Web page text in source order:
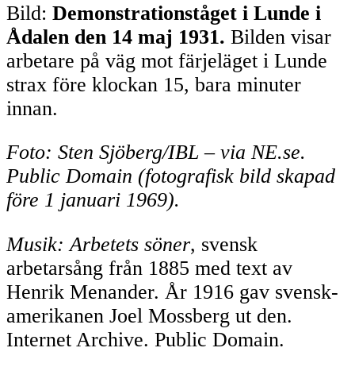
Bild: Demonstrationståget i Lunde i
Ådalen den 14 maj 1931. Bilden visar
arbetare på väg mot färjeläget i Lunde
strax före klockan 15, bara minuter
innan.
Foto: Sten Sjöberg/IBL – via NE.se.
Public Domain (fotografisk bild skapad
före 1 januari 1969).
Musik: Arbetets söner, svensk
arbetarsång från 1885 med text av
Henrik Menander. År 1916 gav svensk-
amerikanen Joel Mossberg ut den.
Internet Archive. Public Domain.